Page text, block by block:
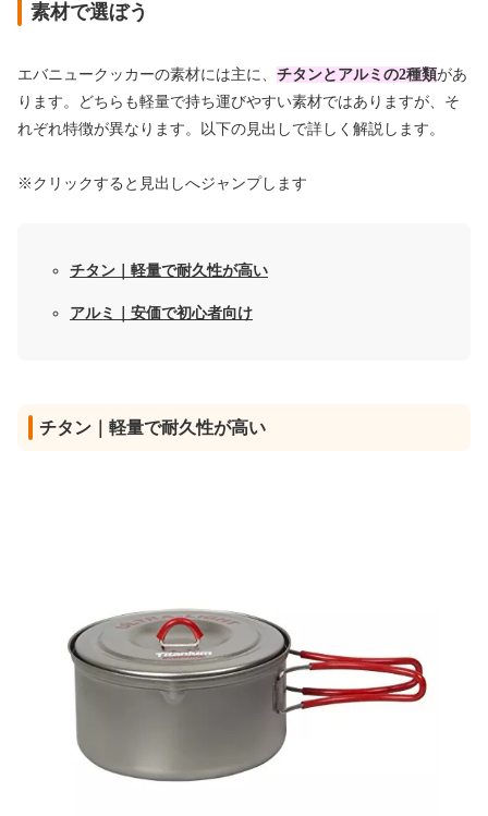
素材で選ぼう
エバニュークッカーの素材には主に、 チタンとアルミの2種類があ
ります。どちらも軽量で持ち運びやすい素材ではありますが、そ
れぞれ特徴が異なります。以下の見出しで詳しく解説します。
※クリックすると見出しへジャンプします
チタン｜軽量で耐久性が高い
アルミ｜安価で初心者向け
チタン｜軽量で耐久性が高い